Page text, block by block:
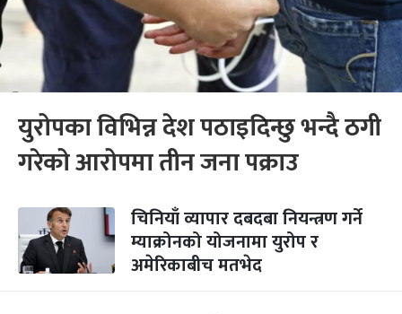
युरोपका विभिन्न देश पठाइदिन्छु भन्दै ठगी
गरेको आरोपमा तीन जना पक्राउ
चिनियाँ व्यापार दबदबा नियन्त्रण गर्ने
म्याक्रोनको योजनामा युरोप र
अमेरिकाबीच मतभेद